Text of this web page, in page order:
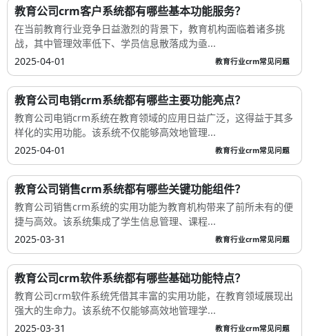
教育公司crm客户系统都有哪些基本功能服务？
在当前教育行业竞争日益激烈的背景下，教育机构面临着诸多挑
战，其中管理效率低下、学员信息散落成为亟...
2025-04-01
教育行业crm常见问题
教育公司电销crm系统都有哪些主要功能亮点？
教育公司电销crm系统在教育领域的应用日益广泛，这得益于其多
样化的实用功能。该系统不仅能够高效地管理...
2025-04-01
教育行业crm常见问题
教育公司销售crm系统都有哪些关键功能组件？
教育公司销售crm系统的实用功能为教育机构带来了前所未有的便
捷与高效。该系统集成了学生信息管理、课程...
2025-03-31
教育行业crm常见问题
教育公司crm软件系统都有哪些基础功能特点？
教育公司crm软件系统凭借其丰富的实用功能，在教育领域展现出
强大的生命力。该系统不仅能够高效地管理学...
2025-03-31
教育行业crm常见问题